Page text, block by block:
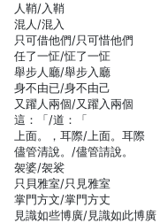
人鞘/入鞘
混人/混入
只可借他們/只可惜他們
任了一怔/怔了一怔
舉步人廳/舉步入廳
身不由已/身不由己
又躍人兩個/又躍入兩個
這：「/道：「
上面。，耳際/上面。耳際
儘管清說。/儘管請說。
袈婆/袈裟
只貝雅室/只見雅室
掌門方文/掌門方丈
見識如些博廣/見識如此博廣